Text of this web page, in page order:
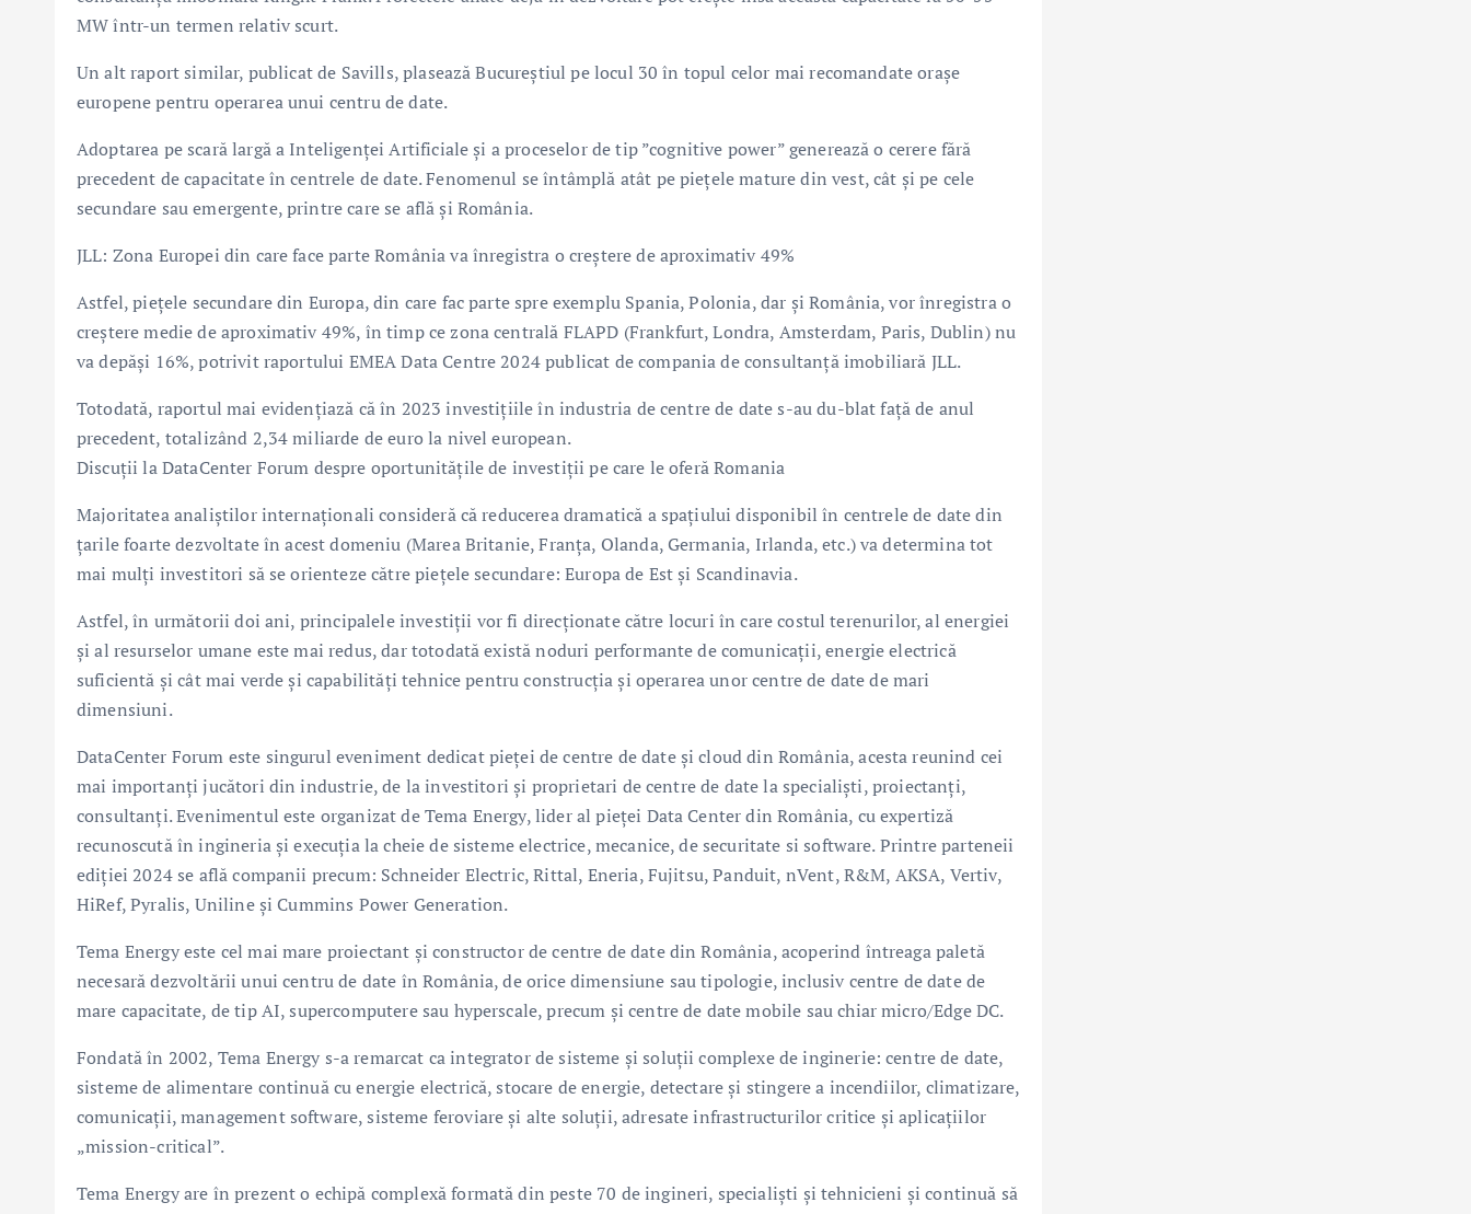
MW într-un termen relativ scurt.
Un alt raport similar, publicat de Savills, plasează Bucureștiul pe locul 30 în topul celor mai recomandate orașe
europene pentru operarea unui centru de date.
Adoptarea pe scară largă a Inteligenței Artificiale și a proceselor de tip ”cognitive power” generează o cerere fără
precedent de capacitate în centrele de date. Fenomenul se întâmplă atât pe piețele mature din vest, cât și pe cele
secundare sau emergente, printre care se află și România.
JLL: Zona Europei din care face parte România va înregistra o creștere de aproximativ 49%
Astfel, piețele secundare din Europa, din care fac parte spre exemplu Spania, Polonia, dar și România, vor înregistra o
creștere medie de aproximativ 49%, în timp ce zona centrală FLAPD (Frankfurt, Londra, Amsterdam, Paris, Dublin) nu
va depăși 16%, potrivit raportului EMEA Data Centre 2024 publicat de compania de consultanță imobiliară JLL.
Totodată, raportul mai evidențiază că în 2023 investițiile în industria de centre de date s-au du-blat față de anul
precedent, totalizând 2,34 miliarde de euro la nivel european.
Discuții la DataCenter Forum despre oportunitățile de investiții pe care le oferă Romania
Majoritatea analiștilor internaționali consideră că reducerea dramatică a spațiului disponibil în centrele de date din
țarile foarte dezvoltate în acest domeniu (Marea Britanie, Franța, Olanda, Germania, Irlanda, etc.) va determina tot
mai mulți investitori să se orienteze către piețele secundare: Europa de Est și Scandinavia.
Astfel, în următorii doi ani, principalele investiții vor fi direcționate către locuri în care costul terenurilor, al energiei
și al resurselor umane este mai redus, dar totodată există noduri performante de comunicații, energie electrică
suficientă și cât mai verde și capabilități tehnice pentru construcția și operarea unor centre de date de mari
dimensiuni.
DataCenter Forum este singurul eveniment dedicat pieței de centre de date și cloud din România, acesta reunind cei
mai importanți jucători din industrie, de la investitori și proprietari de centre de date la specialiști, proiectanți,
consultanți. Evenimentul este organizat de Tema Energy, lider al pieței Data Center din România, cu expertiză
recunoscută în ingineria și execuția la cheie de sisteme electrice, mecanice, de securitate si software. Printre parteneii
ediției 2024 se află companii precum: Schneider Electric, Rittal, Eneria, Fujitsu, Panduit, nVent, R&M, AKSA, Vertiv,
HiRef, Pyralis, Uniline și Cummins Power Generation.
Tema Energy este cel mai mare proiectant și constructor de centre de date din România, acoperind întreaga paletă
necesară dezvoltării unui centru de date în România, de orice dimensiune sau tipologie, inclusiv centre de date de
mare capacitate, de tip AI, supercomputere sau hyperscale, precum și centre de date mobile sau chiar micro/Edge DC.
Fondată în 2002, Tema Energy s-a remarcat ca integrator de sisteme și soluții complexe de inginerie: centre de date,
sisteme de alimentare continuă cu energie electrică, stocare de energie, detectare și stingere a incendiilor, climatizare,
comunicații, management software, sisteme feroviare și alte soluții, adresate infrastructurilor critice și aplicațiilor
„mission-critical”.
Tema Energy are în prezent o echipă complexă formată din peste 70 de ingineri, specialiști și tehnicieni și continuă să